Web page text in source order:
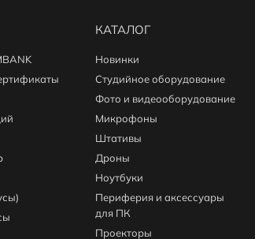
КАТАЛОГ
Новинки
Студийное оборудование
Фото и видеооборудование
Микрофоны
Штативы
Дроны
Ноутбуки
Периферия и аксессуары
для ПК
Проекторы